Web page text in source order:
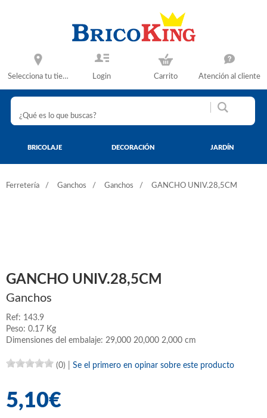
Selecciona tu tienda Login Carrito Atención al cliente
BRICOLAJE DECORACIÓN JARDÍN
Ferretería Ganchos Ganchos GANCHO UNIV.28,5CM
GANCHO UNIV.28,5CM
Ganchos
Ref: 143.9
Peso: 0.17 Kg
Dimensiones del embalaje: 29,000 20,000 2,000 cm
(0) Se el primero en opinar sobre este producto
5,10€